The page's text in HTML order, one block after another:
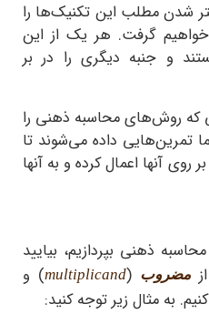
شدن مطلب این تکنیک‌ها را
خواهیم گرفت. هر یک از این
و جنبه دیگری را در بر
که روش‌های محاسبه ذهنی را
تمرین‌هایی داده می‌شوند تا
روی آنها اعمال کرده و به آنها
ذهنی بپردازیم، بیایید
مضروب (
multiplicand) و
به مثال زیر توجه کنید: